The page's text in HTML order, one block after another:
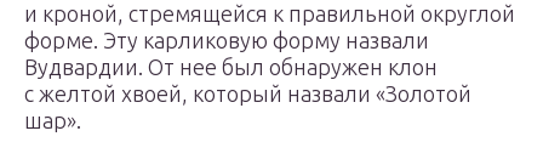
и кроной, стремящейся к правильной округлой
форме. Эту карликовую форму назвали
Вудвардии. От нее был обнаружен клон
с желтой хвоей, который назвали «Золотой
шар».